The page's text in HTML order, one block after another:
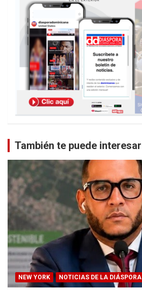
También te puede interesar
NEW YORK NOTICIAS DE LA DIÁSPORA